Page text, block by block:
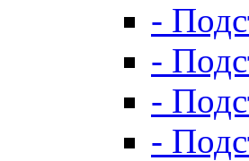
-
-
-
-